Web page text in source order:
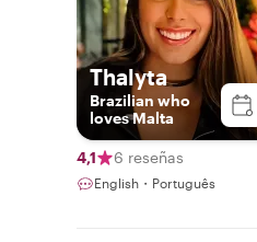
Thalyta
Brazilian who
loves Malta
4,1 6 reseñas
English・Português